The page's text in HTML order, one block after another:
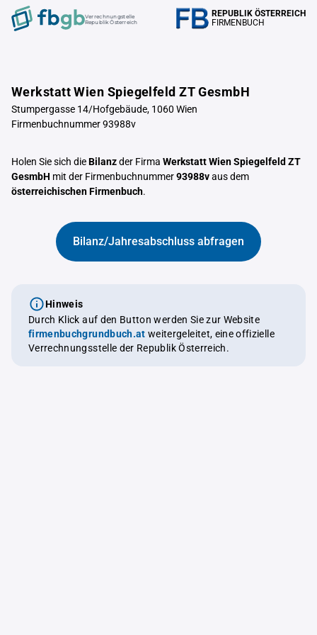
Verrechnungstelle
Republik Österreich
REPUBLIK ÖSTERREICH
FIRMENBUCH
Werkstatt Wien Spiegelfeld ZT GesmbH
Stumpergasse 14/Hofgebäude, 1060 Wien
Firmenbuchnummer 93988v
Holen Sie sich dieBilanzder Firma Werkstatt Wien Spiegelfeld ZT
GesmbH mit der Firmenbuchnummer93988vaus dem
österreichischen Firmenbuch.
Bilanz/Jahresabschluss abfragen
Hinweis
Durch Klick auf den Button werden Sie zur Website
firmenbuchgrundbuch.at weitergeleitet, eine offizielle
Verrechnungsstelle der Republik Österreich.